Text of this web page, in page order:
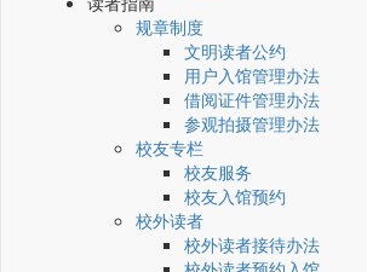
规章制度
文明读者公约
用户入馆管理办法
借阅证件管理办法
参观拍摄管理办法
校友专栏
校友服务
校友入馆预约
校外读者
校外读者接待办法